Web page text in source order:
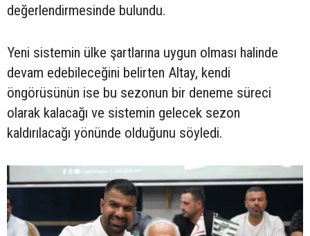
değerlendirmesinde bulundu.
Yeni sistemin ülke şartlarına uygun olması halinde
devam edebileceğini belirten Altay, kendi
öngörüsünün ise bu sezonun bir deneme süreci
olarak kalacağı ve sistemin gelecek sezon
kaldırılacağı yönünde olduğunu söyledi.